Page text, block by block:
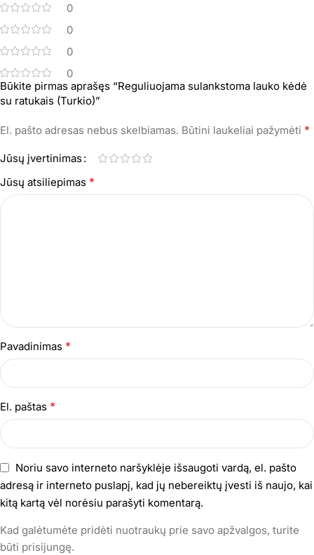
0
0
0
0
Būkite pirmas aprašęs “Reguliuojama sulankstoma lauko kėdė
su ratukais (Turkio)”
El. pašto adresas nebus skelbiamas. Būtini laukeliai pažymėti *
Jūsų įvertinimas
Jūsų atsiliepimas *
Pavadinimas *
El. paštas *
Noriu savo interneto naršyklėje išsaugoti vardą, el. pašto
adresą ir interneto puslapį, kad jų nebereiktų įvesti iš naujo, kai
kitą kartą vėl norėsiu parašyti komentarą.
Kad galėtumėte pridėti nuotraukų prie savo apžvalgos, turite
būti prisijungę.